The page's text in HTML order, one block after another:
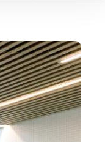
through all the
carousel